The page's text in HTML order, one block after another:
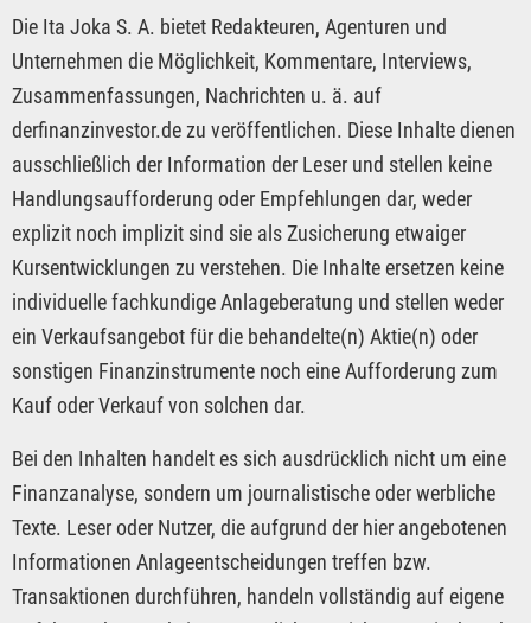
Die Ita Joka S. A. bietet Redakteuren, Agenturen und
Unternehmen die Möglichkeit, Kommentare, Interviews,
Zusammenfassungen, Nachrichten u. ä. auf
derfinanzinvestor.de zu veröffentlichen. Diese Inhalte dienen
ausschließlich der Information der Leser und stellen keine
Handlungsaufforderung oder Empfehlungen dar, weder
explizit noch implizit sind sie als Zusicherung etwaiger
Kursentwicklungen zu verstehen. Die Inhalte ersetzen keine
individuelle fachkundige Anlageberatung und stellen weder
ein Verkaufsangebot für die behandelte(n) Aktie(n) oder
sonstigen Finanzinstrumente noch eine Aufforderung zum
Kauf oder Verkauf von solchen dar.
Bei den Inhalten handelt es sich ausdrücklich nicht um eine
Finanzanalyse, sondern um journalistische oder werbliche
Texte. Leser oder Nutzer, die aufgrund der hier angebotenen
Informationen Anlageentscheidungen treffen bzw.
Transaktionen durchführen, handeln vollständig auf eigene